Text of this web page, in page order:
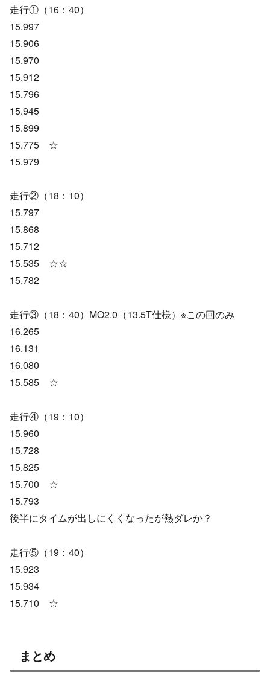
走行①（16：40）
15.997
15.906
15.970
15.912
15.796
15.945
15.899
15.775 ☆
15.979
走行②（18：10）
15.797
15.868
15.712
15.535 ☆☆
15.782
走行③（18：40）MO2.0（13.5T仕様）※この回のみ
16.265
16.131
16.080
15.585 ☆
走行④（19：10）
15.960
15.728
15.825
15.700 ☆
15.793
後半にタイムが出しにくくなったが熱ダレか？
走行⑤（19：40）
15.923
15.934
15.710 ☆
まとめ